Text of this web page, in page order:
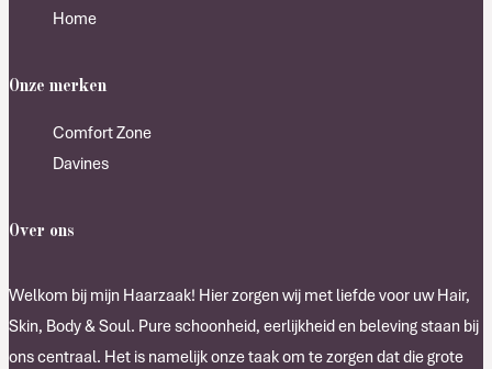
Home
Onze merken
Comfort Zone
Davines
Over ons
Welkom bij mijn Haarzaak! Hier zorgen wij met liefde voor uw Hair,
Skin, Body & Soul. Pure schoonheid, eerlijkheid en beleving staan bij
ons centraal. Het is namelijk onze taak om te zorgen dat die grote